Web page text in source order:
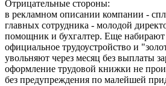
Отрицательные стороны:
в рекламном описании компании -
главных сотрудника - молодой
помощник и бухгалтер. Еще
официальное трудоустройство и
увольняют через месяц без выплаты
оформление трудовой книжки не
без предупреждения по малейшей